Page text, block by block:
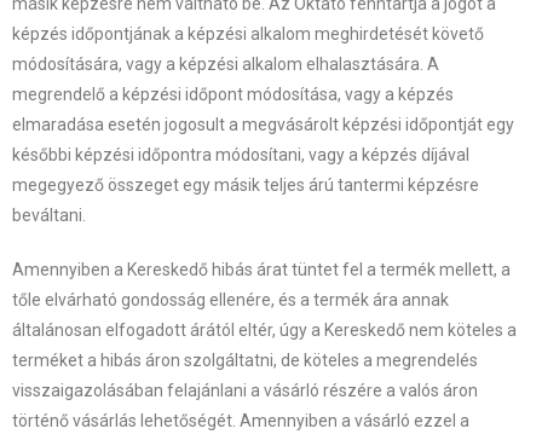
képzés időpontjának a képzési alkalom meghirdetését követő
módosítására, vagy a képzési alkalom elhalasztására. A
megrendelő a képzési időpont módosítása, vagy a képzés
elmaradása esetén jogosult a megvásárolt képzési időpontját egy
későbbi képzési időpontra módosítani, vagy a képzés díjával
megegyező összeget egy másik teljes árú tantermi képzésre
beváltani.
Amennyiben a Kereskedő hibás árat tüntet fel a termék mellett, a
tőle elvárható gondosság ellenére, és a termék ára annak
általánosan elfogadott árától eltér, úgy a Kereskedő nem köteles a
terméket a hibás áron szolgáltatni, de köteles a megrendelés
visszaigazolásában felajánlani a vásárló részére a valós áron
történő vásárlás lehetőségét. Amennyiben a vásárló ezzel a